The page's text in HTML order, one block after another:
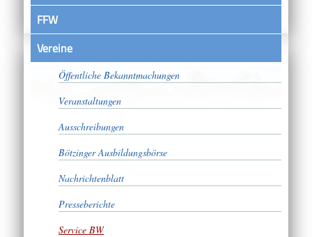
FFW
VereineSatzungen
Öffentliche Bekanntmachungen
Veranstaltungen
Ausschreibungen
Bötzinger Ausbildungsbörse
Nachrichtenblatt
Presseberichte
Service BW